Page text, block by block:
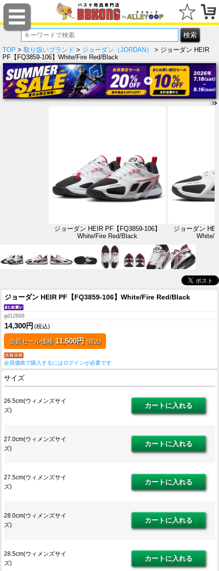
TOP > 取り扱いブランド > ジョーダン（JORDAN）
> ジョーダン HEIR
PF【FQ3859-106】White/Fire Red/Black
ジョーダン HEIR PF【FQ3859-106】
White/Fire Red/Black
ジョーダン
White/
ジョーダン HEIR PF【FQ3859-106】White/Fire Red/Black
gd12668
14,300円 (税込)
会員セール価格 11,500円 (税込)
会員価格で購入するにはログインが必要です
サイズ
26.5cm(ウィメンズサイ
ズ)
27.0cm(ウィメンズサイ
ズ)
27.5cm(ウィメンズサイ
ズ)
28.0cm(ウィメンズサイ
ズ)
28.5cm(ウィメンズサイ
ズ)